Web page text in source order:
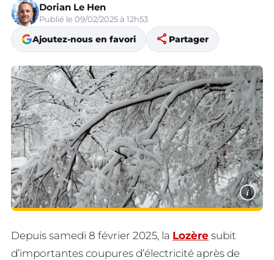
Dorian Le Hen
Publié le 09/02/2025 à 12h53
Ajoutez-nous en favori share Partager
i
Depuis samedi 8 février 2025, la Lozère subit
d’importantes coupures d’électricité après de